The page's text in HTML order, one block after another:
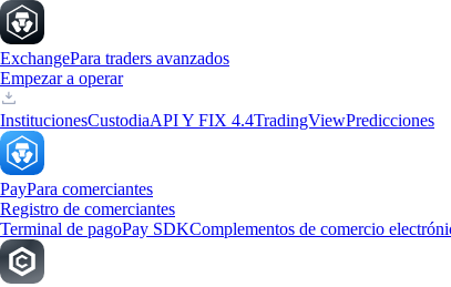
ExchangePara traders avanzados
Empezar a operar
InstitucionesCustodiaAPI Y FIX 4.4TradingViewPredicciones
PayPara comerciantes
Registro de comerciantes
Terminal de pagoPay SDKComplementos de comercio